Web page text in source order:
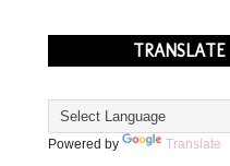
TRANSLATE
Powered by Translate